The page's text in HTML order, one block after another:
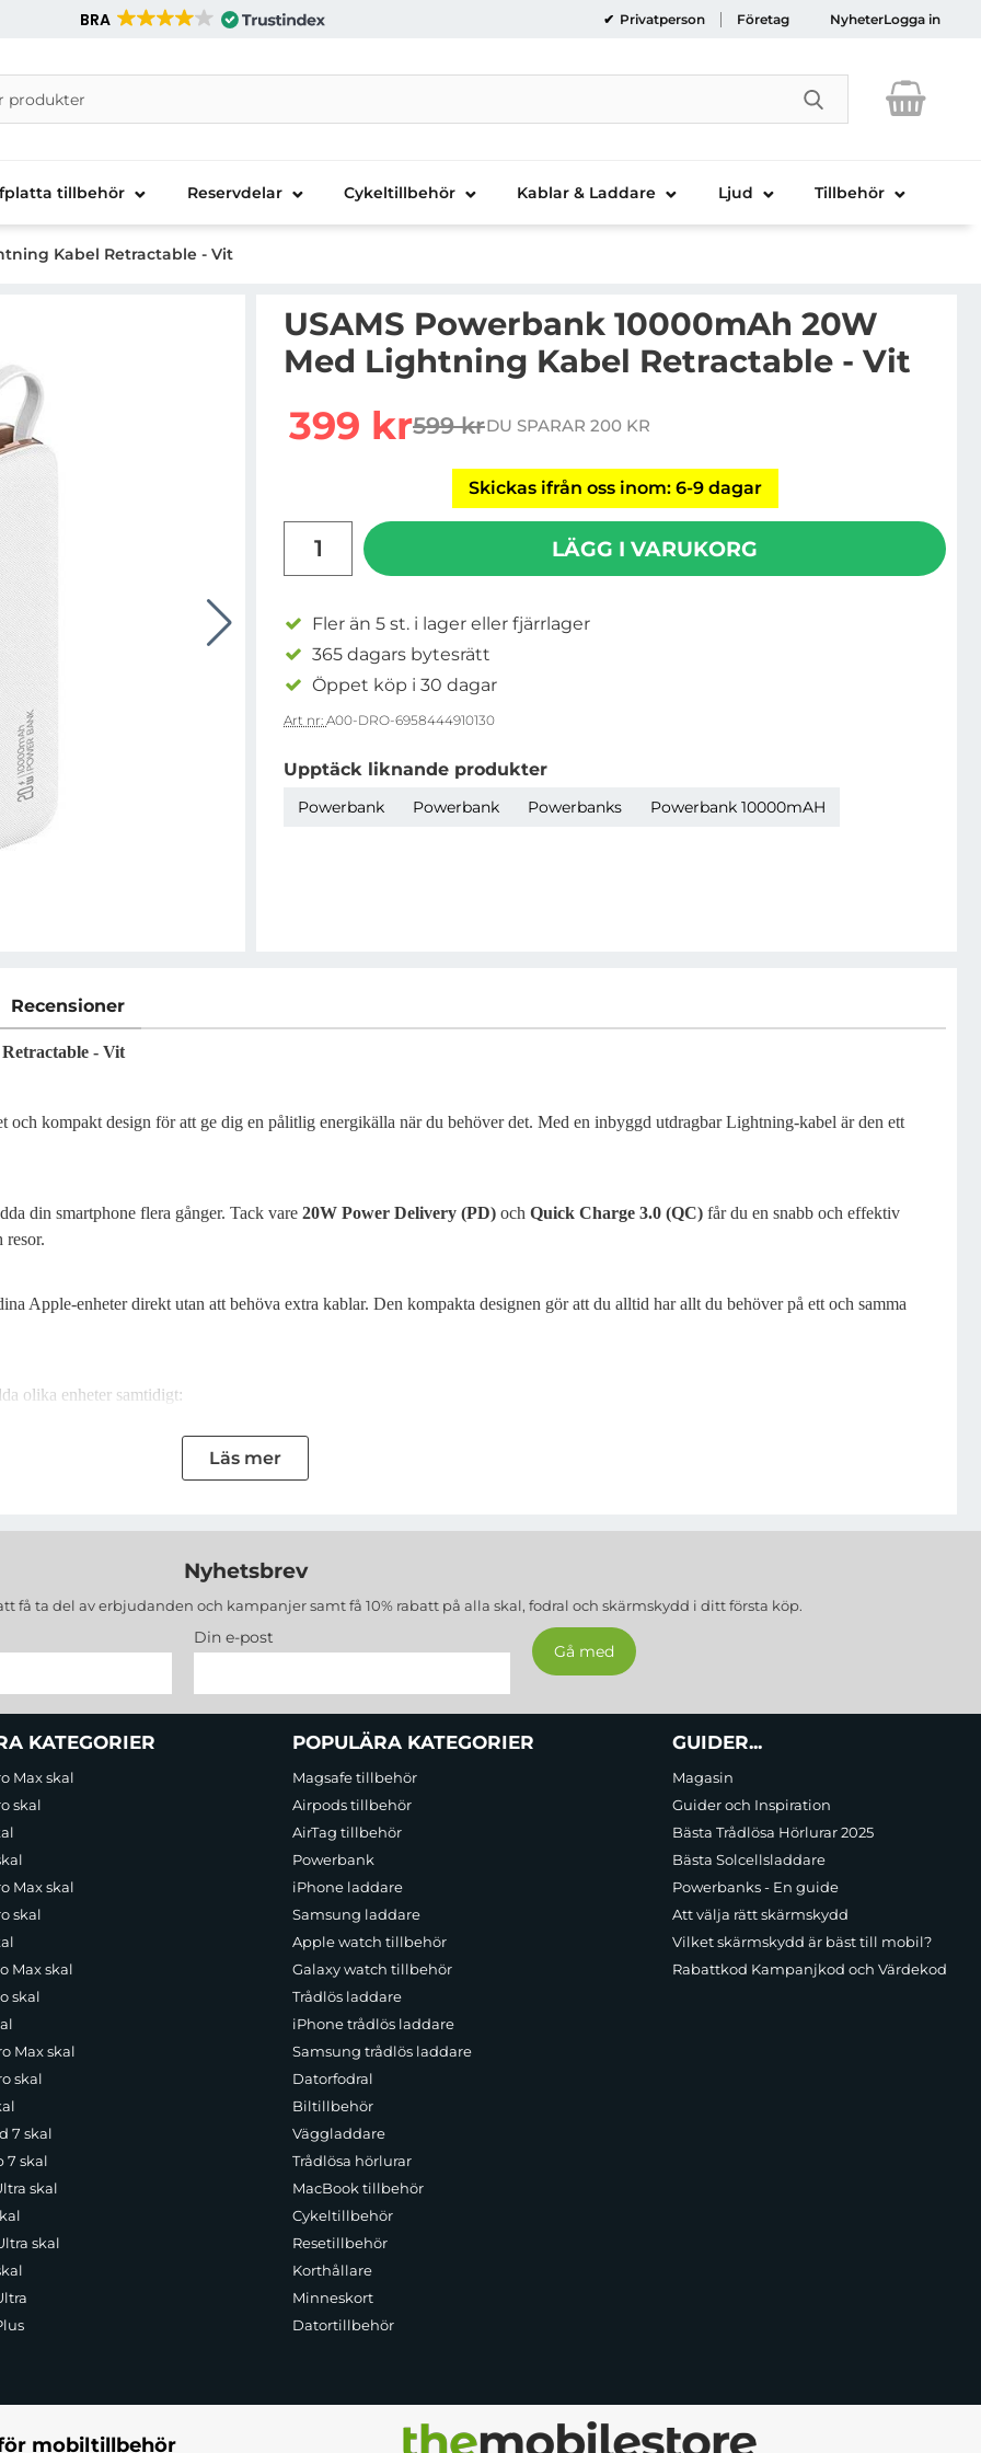
BRA Privatperson Företag NyheterLogga in
Telecom AB
Genomför
tillbehör Reservdelar Cykeltillbehör Kablar & Laddare Ljud Tillbehör
Kabel Retractable - Vit
USAMS Powerbank 10000mAh 20W
Med Lightning Kabel Retractable - Vit
rea pris
399 krtidigare pris
599 krDU SPARAR 200 KR
Skickas ifrån oss inom: 6-9 dagar
LÄGG I VARUKORG
Fler än 5 st. i lager eller fjärrlager
365 dagars bytesrätt
Öppet köp i 30 dagar
Art nr: A00-DRO-6958444910130
Upptäck liknande produkter
Powerbank Powerbank Powerbanks Powerbank 10000mAH
Recensioner
- Vit
kompakt design för att ge dig en pålitlig energikälla när du behöver det. Med en inbyggd utdragbar Lightning-kabel är den ett
din smartphone flera gånger. Tack vare 20W Power Delivery (PD) och Quick Charge 3.0 (QC) får du en snabb och effektiv
resor.
Apple-enheter direkt utan att behöva extra kablar. Den kompakta designen gör att du alltid har allt du behöver på ett och samma
olika enheter samtidigt:
så du alltid vet när det är dags att ladda powerbanken.
Läs mer
Nyhetsbrev
få ta del av erbjudanden och kampanjer samt få 10% rabatt på alla skal, fodral och skärmskydd i ditt första köp.
Din e-post
KATEGORIER
Max skal
skal
Max skal
skal
Max skal
skal
Max skal
skal
7 skal
7 skal
skal
skal
POPULÄRA KATEGORIER
Magsafe tillbehör
Airpods tillbehör
AirTag tillbehör
Powerbank
iPhone laddare
Samsung laddare
Apple watch tillbehör
Galaxy watch tillbehör
Trådlös laddare
iPhone trådlös laddare
Samsung trådlös laddare
Datorfodral
Biltillbehör
Väggladdare
Trådlösa hörlurar
MacBook tillbehör
Cykeltillbehör
Resetillbehör
Korthållare
Minneskort
Datortillbehör
GUIDER...
Magasin
Guider och Inspiration
Bästa Trådlösa Hörlurar 2025
Bästa Solcellsladdare
Powerbanks - En guide
Att välja rätt skärmskydd
Vilket skärmskydd är bäst till mobil?
Rabattkod Kampanjkod och Värdekod
mobiltillbehör